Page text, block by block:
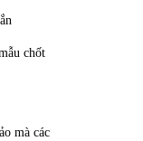
chốt
mà các